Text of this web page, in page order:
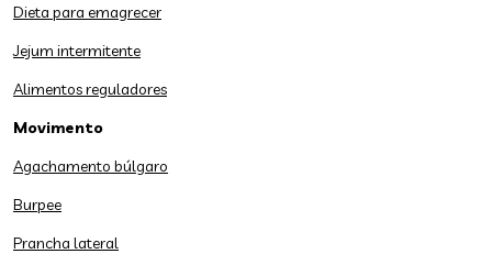
Dieta para emagrecer
Jejum intermitente
Alimentos reguladores
Movimento
Agachamento búlgaro
Burpee
Prancha lateral